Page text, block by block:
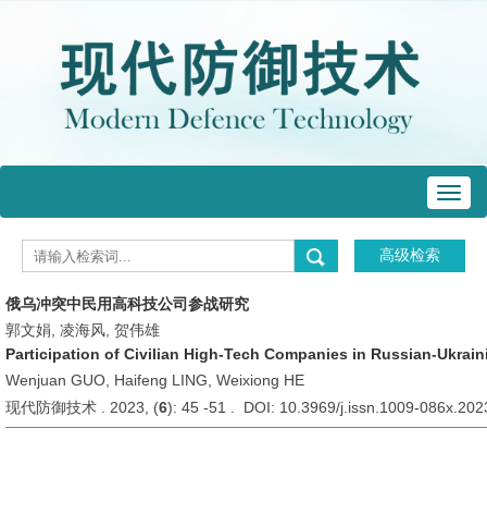
俄乌冲突中民用高科技公司参战研究
郭文娟, 凌海风, 贺伟雄
Participation of Civilian High-Tech Companies in Russian-
Wenjuan GUO, Haifeng LING, Weixiong HE
现代防御技术 . 2023, (6): 45 -51 . DOI: 10.3969/j.issn.1009-